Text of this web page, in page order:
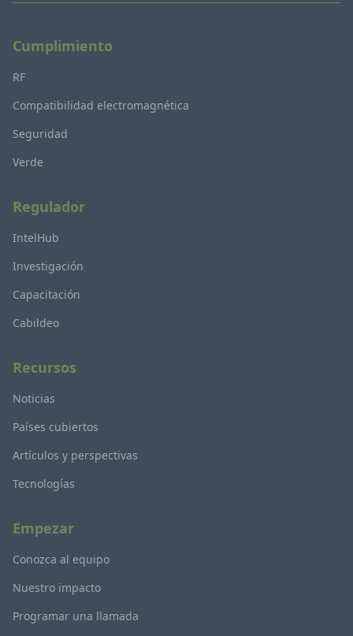
Cumplimiento
RF
Compatibilidad electromagnética
Seguridad
Verde
Regulador
IntelHub
Investigación
Capacitación
Cabildeo
Recursos
Noticias
Países cubiertos
Artículos y perspectivas
Tecnologías
Empezar
Conozca al equipo
Nuestro impacto
Programar una llamada